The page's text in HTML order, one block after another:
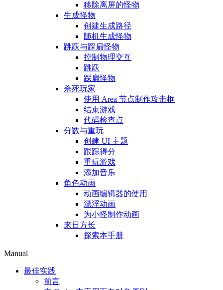
移除离屏的怪物
生成怪物
创建生成路径
随机生成怪物
跳跃与踩扁怪物
控制物理交互
跳跃
踩扁怪物
杀死玩家
使用 Area 节点制作攻击框
结束游戏
代码检查点
分数与重玩
创建 UI 主题
跟踪得分
重玩游戏
添加音乐
角色动画
动画编辑器的使用
漂浮动画
为小怪制作动画
来日方长
探索本手册
Manual
最佳实践
前言